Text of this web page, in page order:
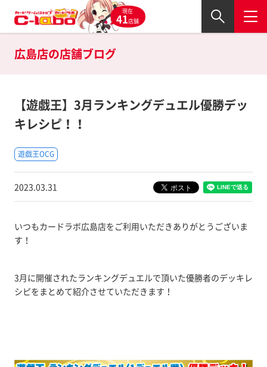
現在
41店舗
広島店の店舗ブログ
【遊戯王】3月ランキングデュエル優勝デッ
キレシピ！！
遊戯王OCG
2023.03.31
いつもカードラボ広島店をご利用いただきありがとうございま
す！
3月に開催されたランキングデュエルで頂いた優勝者のデッキレ
シピをまとめて紹介させていただきます！